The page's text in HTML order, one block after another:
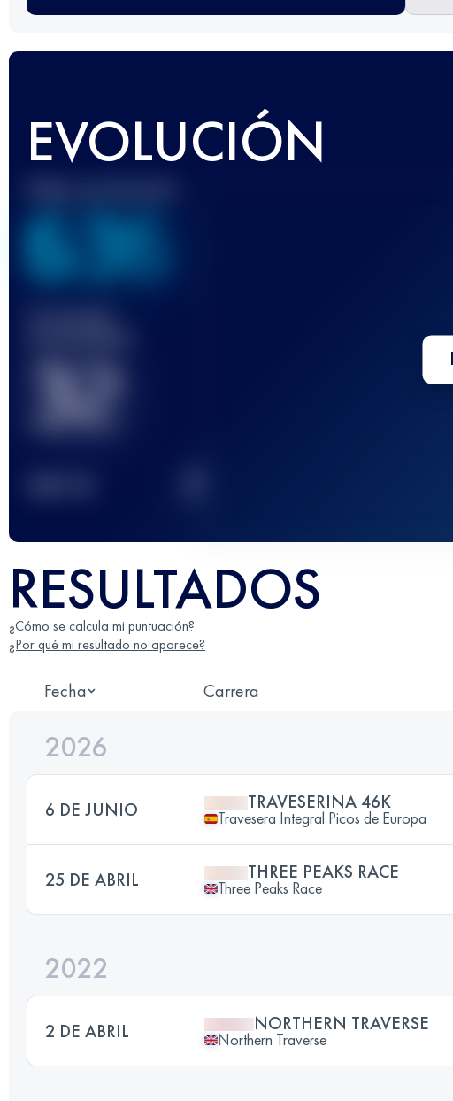
EVOLUCIÓN
636
32
RESULTADOS
¿Cómo se calcula mi puntuación?
¿Por qué mi resultado no aparece?
Fecha Carrera
2026
6 DE JUNIO TRAVESERINA 46K
Travesera Integral Picos de Europa
25 DE ABRIL THREE PEAKS RACE
Three Peaks Race
2022
2 DE ABRIL NORTHERN TRAVERSE
Northern Traverse